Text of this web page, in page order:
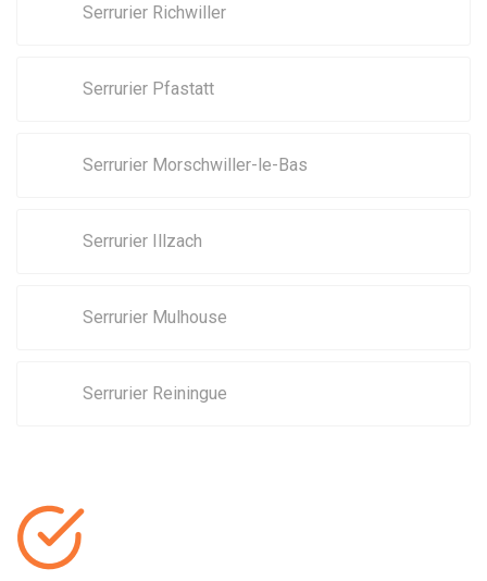
Serrurier Richwiller
Serrurier Pfastatt
Serrurier Morschwiller-le-Bas
Serrurier Illzach
Serrurier Mulhouse
Serrurier Reiningue